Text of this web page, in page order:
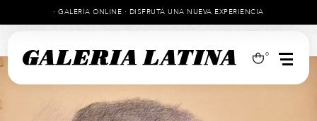
· GALERÍA ONLINE · DISFRUTÁ UNA NUEVA EXPERIENCIA
0